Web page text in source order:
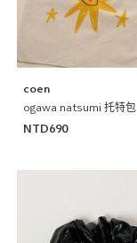
coen
ogawa natsumi 托特包
NTD690